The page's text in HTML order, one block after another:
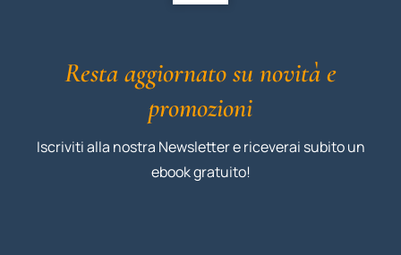
Resta aggiornato su novità e
promozioni
Iscriviti alla nostra Newsletter e riceverai subito un
ebook gratuito!